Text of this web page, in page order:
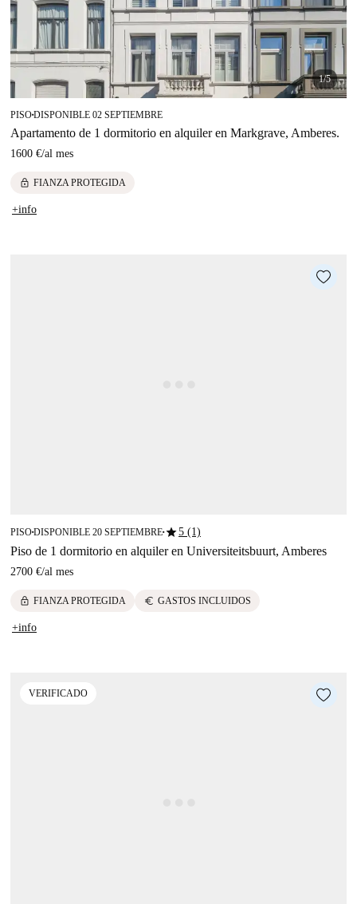
1/5
PISO■DISPONIBLE 02 SEPTIEMBRE
Apartamento de 1 dormitorio en alquiler en Markgrave, Amberes.
1600 €/al mes
lock FIANZA PROTEGIDA
+info
PISO■DISPONIBLE 20 SEPTIEMBRE■star5 (1)
Piso de 1 dormitorio en alquiler en Universiteitsbuurt, Amberes
2700 €/al mes
lock FIANZA PROTEGIDA euro GASTOS INCLUIDOS
+info
VERIFICADO